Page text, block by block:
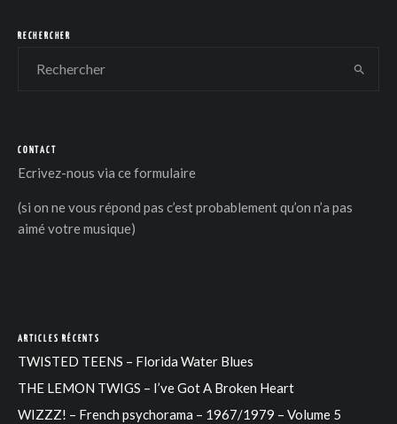
RECHERCHER
CONTACT
Ecrivez-nous via ce formulaire
(si on ne vous répond pas c’est probablement qu’on n’a pas
aimé votre musique)
ARTICLES RÉCENTS
TWISTED TEENS – Florida Water Blues
THE LEMON TWIGS – I’ve Got A Broken Heart
WIZZZ! – French psychorama – 1967/1979 – Volume 5